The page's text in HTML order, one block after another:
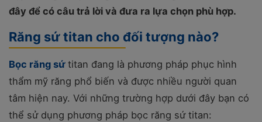
đây để có câu trả lời và đưa ra lựa chọn phù hợp.
Răng sứ titan cho đối tượng nào?
Bọc răng sứ titan đang là phương pháp phục hình
thẩm mỹ răng phổ biến và được nhiều người quan
tâm hiện nay. Với những trường hợp dưới đây bạn có
thể sử dụng phương pháp bọc răng sứ titan: